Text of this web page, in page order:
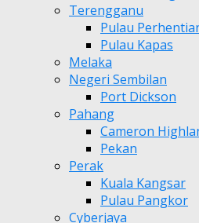
Terengganu
Pulau
Pulau Kapas
Melaka
Negeri Sembilan
Port Dickson
Pahang
Cameron
Pekan
Perak
Kuala Kangsar
Pulau Pangkor
Cyberjaya